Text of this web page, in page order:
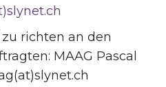
richten an den
MAAG Pascal